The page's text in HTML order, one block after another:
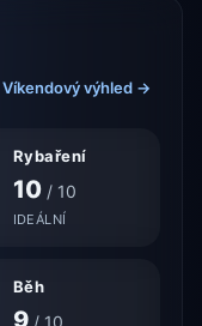
Víkendový výhled →
Rybaření
10/ 10
IDEÁLNÍ
Běh
9/ 10